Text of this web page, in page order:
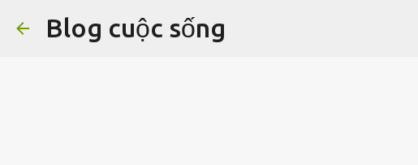
Blog cuộc sống